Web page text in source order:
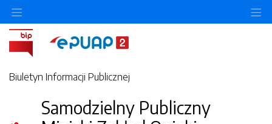
Biuletyn Informacji Publicznej
Samodzielny Publiczny